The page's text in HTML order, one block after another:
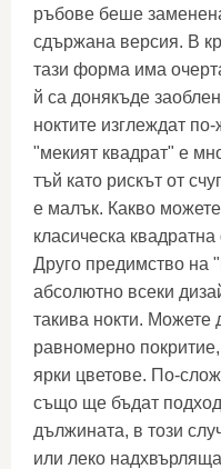
ръбове беше
сдържана версия. В
тази форма има
й са донякъде
ноктите изглеждат
"мекият квадрат" е
тъй като рискът от
е малък. Какво
класическа
Друго предимство на
абсолютно всеки
такива нокти. Можете
равномерно
ярки цветове. По-
също ще бъдат
дължината, в този
или леко